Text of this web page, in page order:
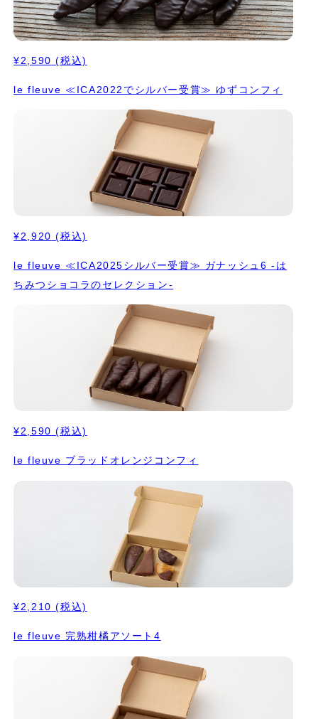
¥2,590 (税込)
le fleuve ≪ICA2022でシルバー受賞≫ ゆずコンフィ
¥2,920 (税込)
le fleuve ≪ICA2025シルバー受賞≫ ガナッシュ6 -は
ちみつショコラのセレクション-
¥2,590 (税込)
le fleuve ブラッドオレンジコンフィ
¥2,210 (税込)
le fleuve 完熟柑橘アソート4